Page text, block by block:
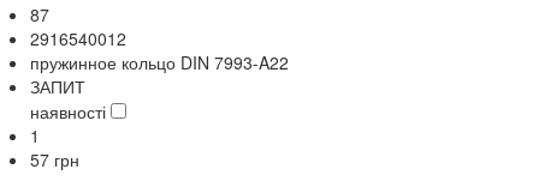
87
2916540012
пружинное кольцо DIN 7993-A22
ЗАПИТ
наявності
1
57 грн